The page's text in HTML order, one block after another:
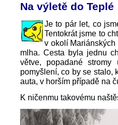
Na výletě do Teplé
Je to pár let, co
Tentokrát jsme to
v okolí
mlha. Cesta byla jednu
větve, popadané
pomyšlení, co by se stalo,
auta, v horším případě na
K ničenmu takovému